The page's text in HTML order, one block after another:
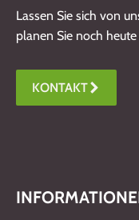
Lassen Sie sich von
planen Sie noch
KONTAKT